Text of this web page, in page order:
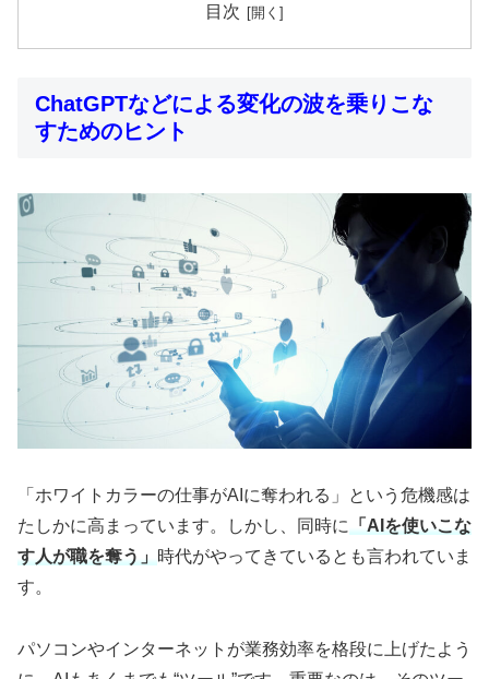
目次
ChatGPTなどによる変化の波を乗りこな
すためのヒント
「ホワイトカラーの仕事がAIに奪われる」という危機感は
たしかに高まっています。しかし、同時に
「AIを使いこな
す人が職を奪う」 時代がやってきているとも言われていま
す。
パソコンやインターネットが業務効率を格段に上げたよう